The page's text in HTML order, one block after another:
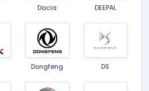
Dacia DEEPAL
Dongfeng DS